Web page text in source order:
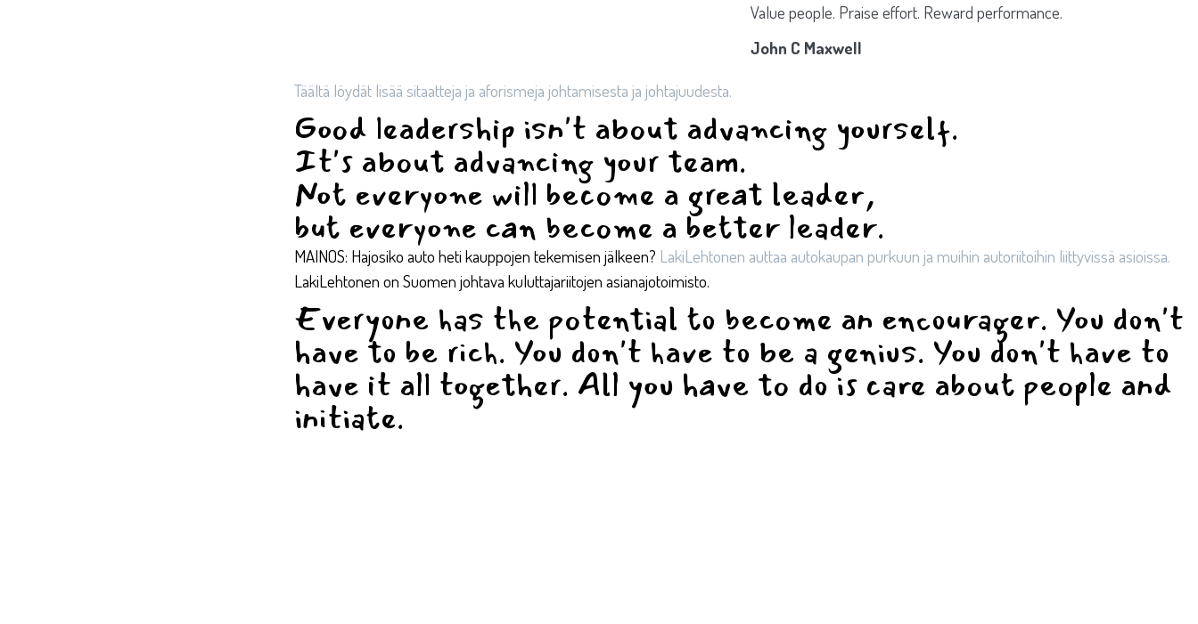
Value people. Praise effort. Reward performance.
John C Maxwell
Täältä löydät lisää sitaatteja ja aforismeja johtamisesta ja johtajuudesta.
Good leadership isn't about advancing yourself.
It's about advancing your team.​
Not everyone will become a great leader,
but everyone can become a better leader.
MAINOS: Hajosiko auto heti kauppojen tekemisen jälkeen? LakiLehtonen auttaa autokaupan purkuun ja muihin autoriitoihin liittyvissä asioissa.
LakiLehtonen on Suomen johtava kuluttajariitojen asianajotoimisto.
Everyone has the potential to become an encourager. You don't
have to be rich. You don't have to be a genius. You don't have to
have it all together. All you have to do is care about people and
initiate. ​